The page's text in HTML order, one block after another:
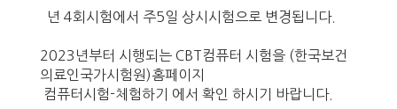
년 4회시험에서 주5일 상시시험으로 변경됩니다.
2023년부터 시행되는 CBT컴퓨터 시험을 (한국보건
의료인국가시험원)홈페이지
컴퓨터시험-체험하기 에서 확인 하시기 바랍니다.